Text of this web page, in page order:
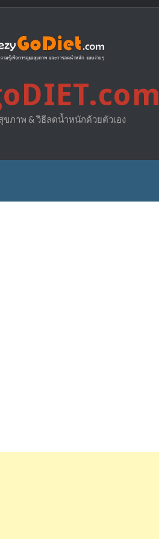
ขภาพ & วิธีลดน้ำหนักด้วยตัวเอง